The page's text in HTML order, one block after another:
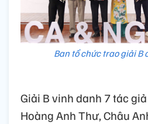
Ban tổ chức trao giải B
Giải B vinh danh 7 tác
Hoàng Anh Thư, Châu